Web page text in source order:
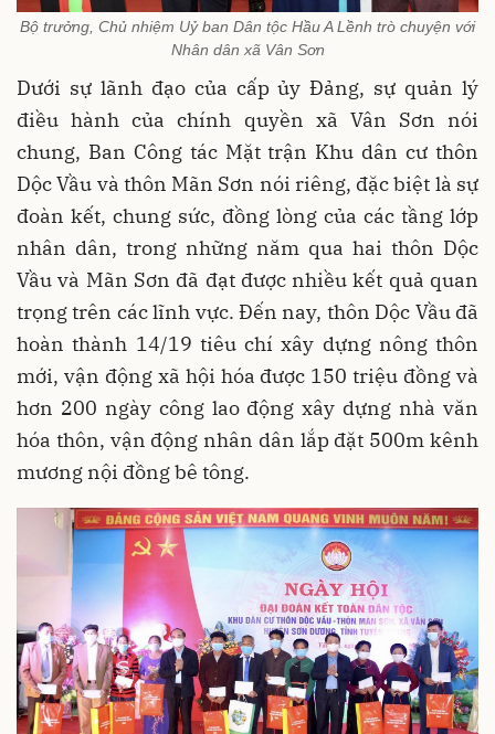
Bộ trưởng, Chủ nhiệm Uỷ ban Dân tộc Hầu A Lềnh trò chuyện với
Nhân dân xã Vân Sơn
Dưới sự lãnh đạo của cấp ủy Đảng, sự quản lý
điều hành của chính quyền xã Vân Sơn nói
chung, Ban Công tác Mặt trận Khu dân cư thôn
Dộc Vầu và thôn Mãn Sơn nói riêng, đặc biệt là sự
đoàn kết, chung sức, đồng lòng của các tầng lớp
nhân dân, trong những năm qua hai thôn Dộc
Vầu và Mãn Sơn đã đạt được nhiều kết quả quan
trọng trên các lĩnh vực. Đến nay, thôn Dộc Vầu đã
hoàn thành 14/19 tiêu chí xây dựng nông thôn
mới, vận động xã hội hóa được 150 triệu đồng và
hơn 200 ngày công lao động xây dựng nhà văn
hóa thôn, vận động nhân dân lắp đặt 500m kênh
mương nội đồng bê tông.